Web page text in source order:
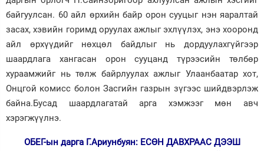
байгуулсан. 60 айл өрхийн байр орон сууцыг нэн яаралтай
засах, хэвийн горимд оруулах ажлыг эхлүүлэх, энэ хооронд
айл өрхүүдийг нөхцөл байдлыг нь дордуулахгүйгээр
шаардлага хангасан орон сууцанд түрээсийн төлбөр
хураамжийг нь төлж байрлуулах ажлыг Улаанбаатар хот,
Онцгой комисс болон Засгийн газрын зүгээс шийдвэрлэж
байна.Бусад шаардлагатай арга хэмжээг мөн авч
хэрэгжүүлнэ.
ОБЕГ-ын дарга Г.Ариунбуян: ЕСӨН ДАВХРААС ДЭЭШ